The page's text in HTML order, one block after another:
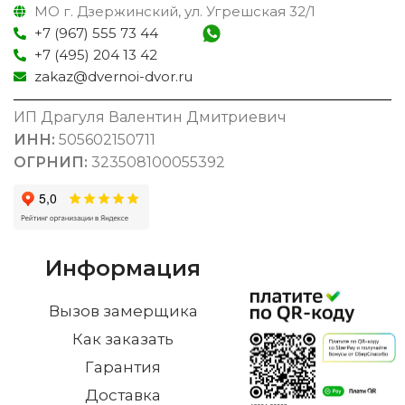
МО г. Дзержинский, ул. Угрешская 32/1
+7 (967) 555 73 44
+7 (495) 204 13 42
zakaz@dvernoi-dvor.ru
ИП Драгуля Валентин Дмитриевич
ИНН: 505602150711
ОГРНИП: 323508100055392
Информация
Вызов замерщика
Как заказать
Гарантия
Доставка